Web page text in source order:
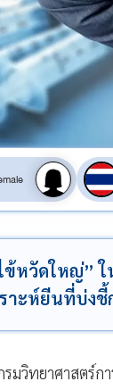
สลับเสียงอ่าน
ข้หวัดใหญ่”
าะห์ยีนที่บ่ง
มวิทยาศาสตร์ก